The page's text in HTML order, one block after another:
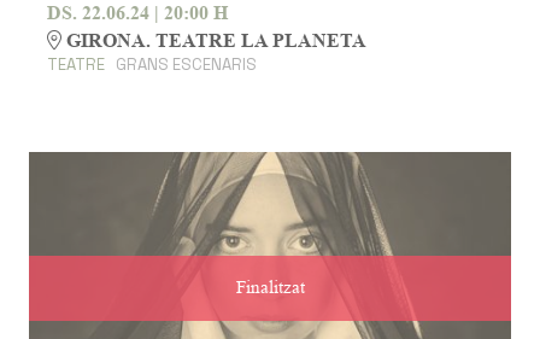
DS. 22.06.24 | 20:00 H
GIRONA. TEATRE LA PLANETA
TEATRE GRANS ESCENARIS
Finalitzat